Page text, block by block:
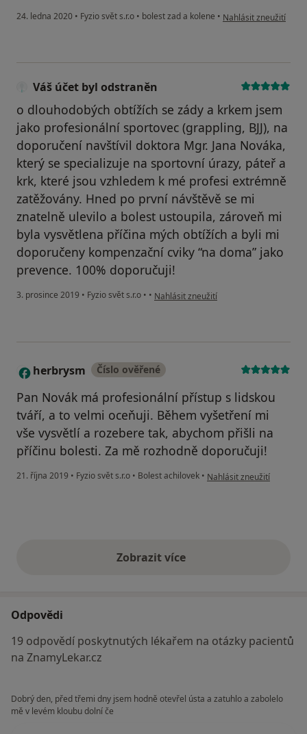
24. ledna 2020 • Fyzio svět s.r.o • bolest zad a kolene • podle názoru
Nahlásit zneužití
Váš účet byl odstraněn
o dlouhodobých obtížích se zády a krkem jsem
jako profesionální sportovec (grappling, BJJ), na
doporučení navštívil doktora Mgr. Jana Nováka,
který se specializuje na sportovní úrazy, páteř a
krk, které jsou vzhledem k mé profesi extrémně
zatěžovány. Hned po první návštěvě se mi
znatelně ulevilo a bolest ustoupila, zároveň mi
byla vysvětlena příčina mých obtížích a byli mi
doporučeny kompenzační cviky “na doma” jako
prevence. 100% doporučuji!
3. prosince 2019 • Fyzio svět s.r.o • • podle názoru uživatele Váš účet byl
Nahlásit zneužití
H herbrysm Číslo ověřené
Pan Novák má profesionální přístup s lidskou
tváří, a to velmi oceňuji. Během vyšetření mi
vše vysvětlí a rozebere tak, abychom přišli na
příčinu bolesti. Za mě rozhodně doporučuji!
21. října 2019 • Fyzio svět s.r.o • Bolest achilovek • podle názoru uživatele
Nahlásit zneužití
Zobrazit vícevýše uvedené názory
Odpovědi
19 odpovědí poskytnutých lékařem na otázky pacientů
na ZnamyLekar.cz
Dobrý den, před třemi dny jsem hodně otevřel ústa a zatuhlo a zabolelo
mě v levém kloubu dolní če